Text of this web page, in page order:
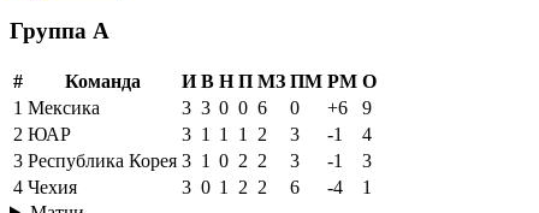
Группа A
# Команда И В Н П МЗ ПМ РМ О
1 Мексика 3 3 0 0 6 0 +6
9
2 ЮАР 3 1 1 1 2 3 -1
4
3 Республика Корея 3 1 0 2 2 3 -1
3
4 Чехия 3 0 1 2 2 6 -4
1